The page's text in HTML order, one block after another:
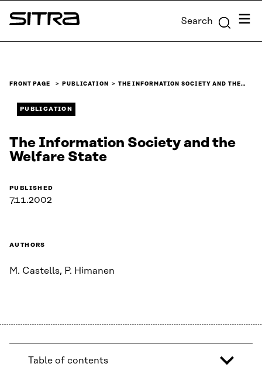
Skip to
content
Sitra Search Menu
FRONT PAGE PUBLICATION THE INFORMATION SOCIETY AND THE…
PUBLICATION
The Information Society and the
Welfare State
PUBLISHED
7.11.2002
AUTHORS
M. Castells, P. Himanen
Table of contents